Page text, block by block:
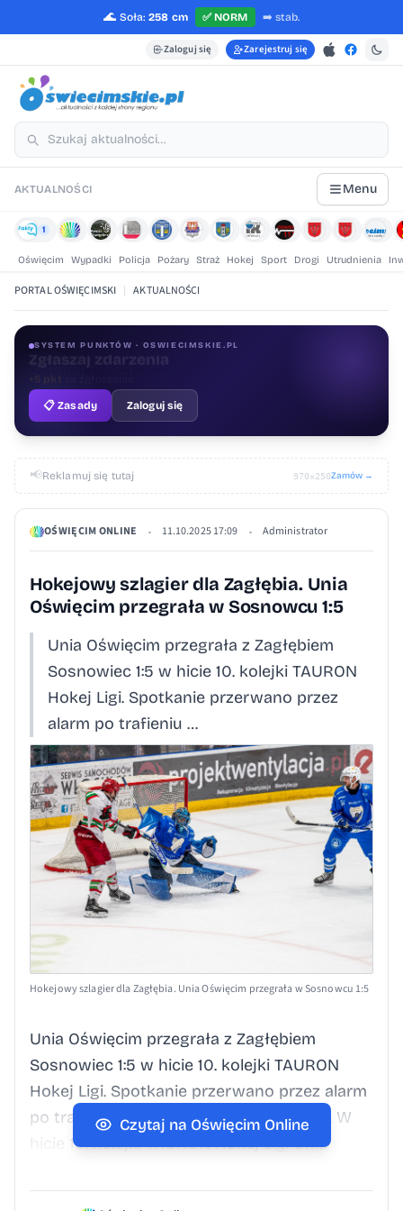
🌊 Soła: 258 cm ✅NORM ➡️ stab.
Zaloguj się Zarejestruj się
AKTUALNOŚCI Menu
1
Oświęcim Wypadki Policja Pożary Straż Hokej Sport Drogi Utrudnienia
PORTAL OŚWIĘCIMSKI | AKTUALNOŚCI
SYSTEM PUNKTÓW · OSWIECIMSKIE.PL
Oceniaj treści
📋 Zasady
Zaloguj się
📢Reklamuj się tutaj 970×250Zamów →
OŚWIĘCIM ONLINE • 11.10.2025 17:09 • Administrator
Hokejowy szlagier dla Zagłębia. Unia
Oświęcim przegrała w Sosnowcu 1:5
Unia Oświęcim przegrała z Zagłębiem
Sosnowiec 1:5 w hicie 10. kolejki TAURON
Hokej Ligi. Spotkanie przerwano przez
alarm po trafieniu …
Hokejowy szlagier dla Zagłębia. Unia Oświęcim przegrała w Sosnowcu 1:5
Unia Oświęcim przegrała z Zagłębiem
Sosnowiec 1:5 w hicie 10. kolejki TAURON
Hokej Ligi. Spotkanie przerwano przez alarm
po trafieniu w czujkę przeciwpożarową. W
hicie 10. kolejki TAURON Hokej Ligi Unia
Sosnowca. Biało-niebiescy przegrali z ECB
Czytaj na Oświęcim Online